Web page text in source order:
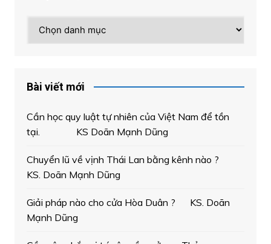
mục
Bài viết mới
Cần học quy luật tự nhiên của Việt Nam để tồn
tại. KS Doãn Mạnh Dũng
Chuyển lũ về vịnh Thái Lan bằng kênh nào ?
KS. Doãn Mạnh Dũng
Giải pháp nào cho cửa Hòa Duân ? KS. Doãn
Mạnh Dũng